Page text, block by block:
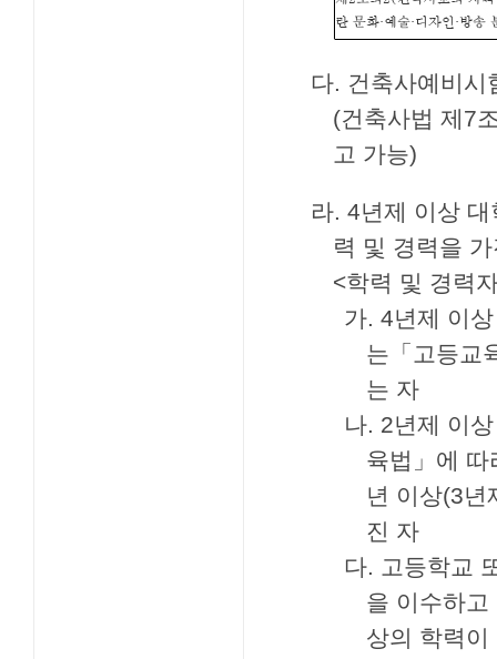
다. 건축사예비시
(건축사법 제7
고 가능)
라. 4년제 이상
력 및 경력을
<학력 및 경력
가. 4년제 이
는「고등교
는 자
나. 2년제 이
육법」에
년 이상(3년
진 자
다. 고등학교
을 이수하고
상의 학력